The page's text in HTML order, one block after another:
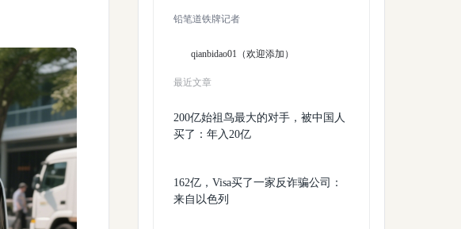
铅笔道铁牌记者
qianbidao01（欢迎添加）
最近文章
200亿始祖鸟最大的对手，被中国人
买了：年入20亿
162亿，Visa买了一家反诈骗公司：
来自以色列